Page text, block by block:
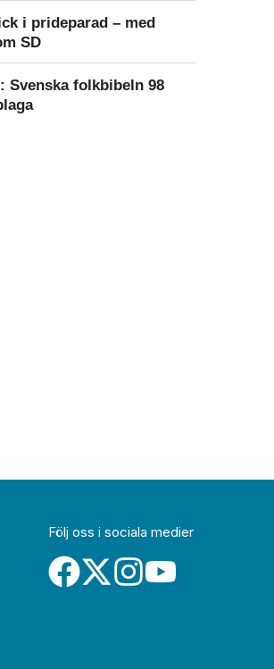
i prideparad – med
SD
Svenska folkbibeln 98
Följ oss i sociala medier